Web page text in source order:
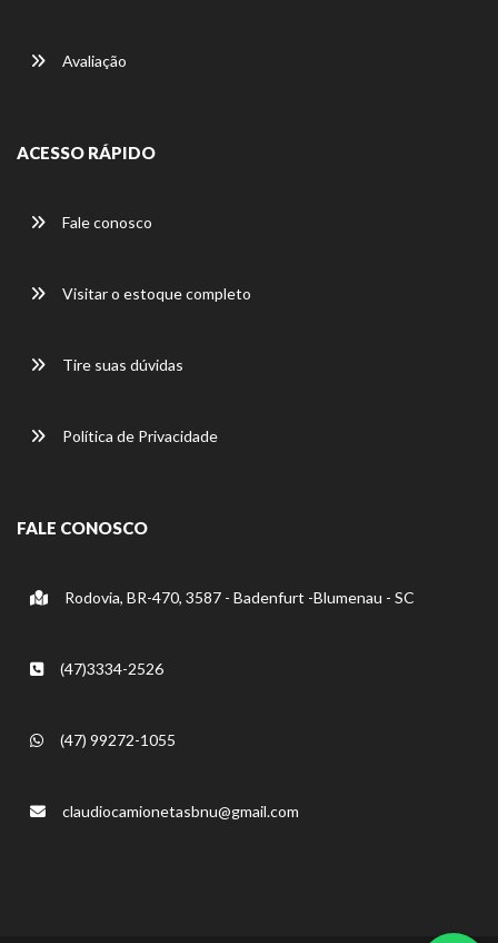
Avaliação
ACESSO RÁPIDO
Fale conosco
Visitar o estoque completo
Tire suas dúvidas
Política de Privacidade
FALE CONOSCO
Rodovia, BR-470, 3587 - Badenfurt -Blumenau - SC
(47)3334-2526
(47) 99272-1055
claudiocamionetasbnu@gmail.com